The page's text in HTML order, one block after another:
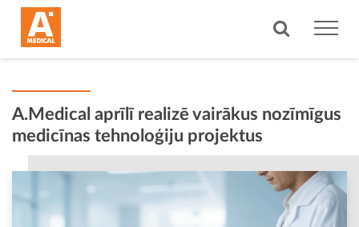
A.Medical aprīlī realizē vairākus nozīmīgus
medicīnas tehnoloģiju projektus